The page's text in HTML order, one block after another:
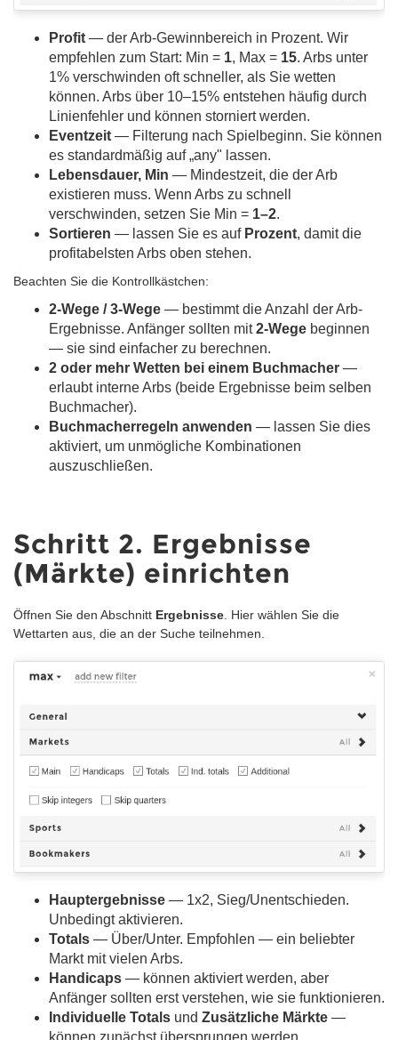
Profit — der Arb-Gewinnbereich in Prozent. Wir
empfehlen zum Start: Min = 1, Max = 15. Arbs unter
1% verschwinden oft schneller, als Sie wetten
können. Arbs über 10–15% entstehen häufig durch
Linienfehler und können storniert werden.
Eventzeit — Filterung nach Spielbeginn. Sie können
es standardmäßig auf „any" lassen.
Lebensdauer, Min — Mindestzeit, die der Arb
existieren muss. Wenn Arbs zu schnell
verschwinden, setzen Sie Min = 1–2.
Sortieren — lassen Sie es auf Prozent, damit die
profitabelsten Arbs oben stehen.
Beachten Sie die Kontrollkästchen:
2-Wege / 3-Wege — bestimmt die Anzahl der Arb-
Ergebnisse. Anfänger sollten mit2-Wege beginnen
— sie sind einfacher zu berechnen.
2 oder mehr Wetten bei einem Buchmacher —
erlaubt interne Arbs (beide Ergebnisse beim selben
Buchmacher).
Buchmacherregeln anwenden — lassen Sie dies
aktiviert, um unmögliche Kombinationen
auszuschließen.
Schritt 2. Ergebnisse
(Märkte) einrichten
Öffnen Sie den Abschnitt Ergebnisse . Hier wählen Sie die
Wettarten aus, die an der Suche teilnehmen.
Hauptergebnisse — 1x2, Sieg/Unentschieden.
Unbedingt aktivieren.
Totals — Über/Unter. Empfohlen — ein beliebter
Markt mit vielen Arbs.
Handicaps — können aktiviert werden, aber
Anfänger sollten erst verstehen, wie sie funktionieren.
Individuelle Totals und Zusätzliche Märkte —
können zunächst übersprungen werden.